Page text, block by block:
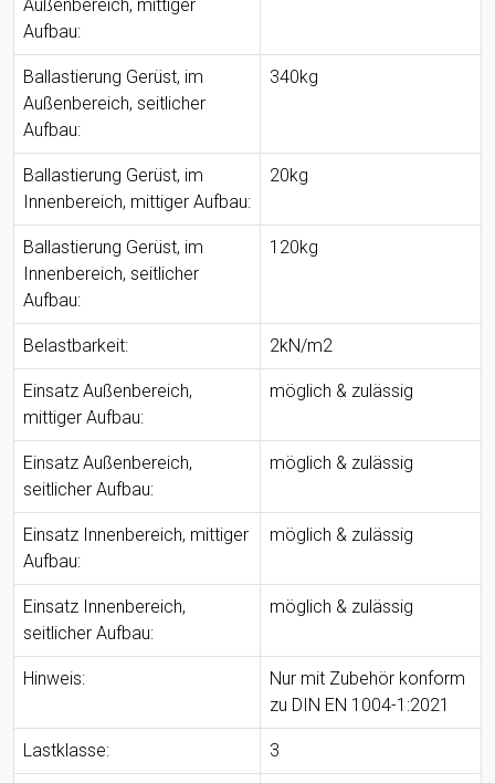
Außenbereich, mittiger
Aufbau:
Ballastierung Gerüst, im
Außenbereich, seitlicher
Aufbau:
340kg
Ballastierung Gerüst, im
Innenbereich, mittiger Aufbau:
20kg
Ballastierung Gerüst, im
Innenbereich, seitlicher
Aufbau:
120kg
Belastbarkeit: 2kN/m2
Einsatz Außenbereich,
mittiger Aufbau:
möglich & zulässig
Einsatz Außenbereich,
seitlicher Aufbau:
möglich & zulässig
Einsatz Innenbereich, mittiger
Aufbau:
möglich & zulässig
Einsatz Innenbereich,
seitlicher Aufbau:
möglich & zulässig
Hinweis:
Nur mit Zubehör konform
zu DIN EN 1004-1:2021
Lastklasse: 3